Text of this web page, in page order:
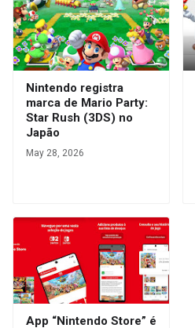
Nintendo registra
marca de Mario Party:
Star Rush (3DS) no
Japão
May 28, 2026
App “Nintendo Store” é